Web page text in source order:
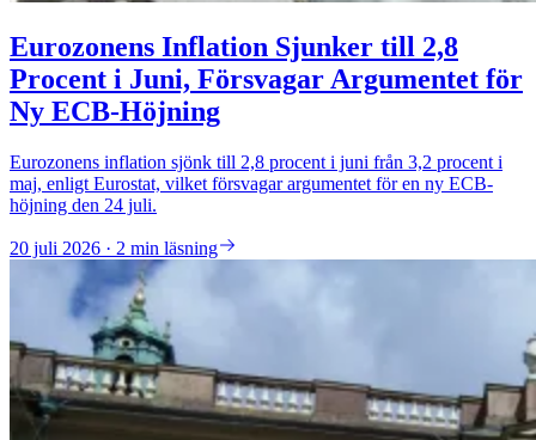
Eurozonens Inflation Sjunker till 2,8
Procent i Juni, Försvagar Argumentet för
Ny ECB-Höjning
Eurozonens inflation sjönk till 2,8 procent i juni från 3,2 procent i
maj, enligt Eurostat, vilket försvagar argumentet för en ny ECB-
höjning den 24 juli.
20 juli 2026 · 2 min läsning